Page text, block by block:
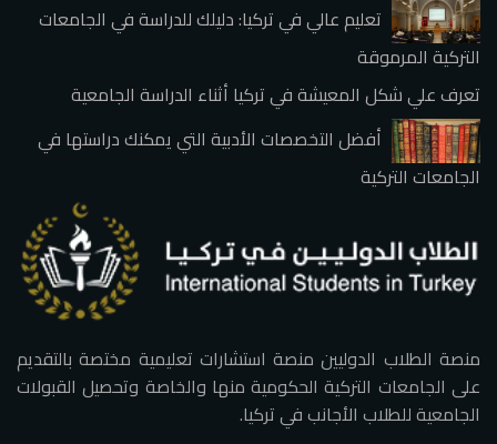
تعليم عالي في تركيا: دليلك للدراسة في الجامعات
التركية المرموقة
تعرف علي شكل المعيشة في تركيا أثناء الدراسة الجامعية
أفضل التخصصات الأدبية التي يمكنك دراستها في
الجامعات التركية
منصة الطلاب الدوليين منصة استشارات تعليمية مختصة بالتقديم
على الجامعات التركية الحكومية منها والخاصة وتحصيل القبولات
الجامعية للطلاب الأجانب في تركيا.